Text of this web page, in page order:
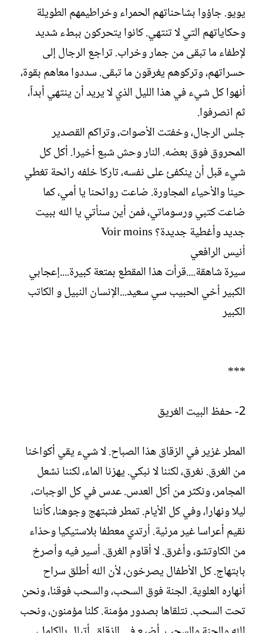
يويو. جاؤوا بشاحناتهم الحمراء وخراطيمهم الطويلة
وحكاياتهم التي لا تنتهي. كانوا يتحركون ببطء شديد
لإطفاء ما تبقى من جمار وخراب. تراجع الرجال إلى
حسراتهم، وتركوهم يغرقون ما تبقى. سددوا معاهم بقوة،
أنهوا كل شيء في هذا الليل الذي لا يريد أن ينتهي أبداً،
ثم انصرفوا.
جلس الرجال، وخفتت الأصوات، وتراكم القصدير
المحروق فوق بعضه. النار وحش شبع أخيرا. أكل كل
شيء قبل أن ينكفئ على نفسه، تاركا خلفه رائحة تغطي
حينا والأحياء المجاورة. ضاعت روائحنا يا أمي، كما
ضاعت كتبي ورسوماتي، فمن أين سنأتي يا الله ببيت
جديد وأغطية جديدة؟ Voir moins
أنيس الرافعي
سيرة شاهقة....قرأت هذا المقطع بمتعة كبيرة....إعجابي
الكبير أخي الحبيب سي سعيد...الإنسان النبيل و الكاتب
الكبير
***
2- حفظ البيت الغريق
المطر غزير في الزقاق هذا الصباح. لا شيء يقي أكواخنا
من الغرق. نغرق، لكننا لا نبكي. يهزنا الماء، لكننا نشعل
المجامر، ونكثر من أكل العدس. عدس في كل الوجبات،
ليلا ونهارا، وفي كل الأيام. تمطر فتبتهج وجوهنا، كأننا
نقيم أعراسا غير مرئية. أرتدي معطفا بلاستيكيا وحذاء
من الكاوتشو، وأغرق. لا أقاوم الغرق. أسير فيه وأصرخ
بابتهاج. كل الأطفال يصرخون، لأن الله أطلق سراح
أنهاره العلوية. الجنة فوق السحب، والسحب فوقنا، ونحن
تحت السحب. نتلقاها بصدور مؤمنة. كلنا مؤمنون، ونحب